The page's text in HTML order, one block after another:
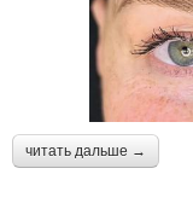
читать дальше →